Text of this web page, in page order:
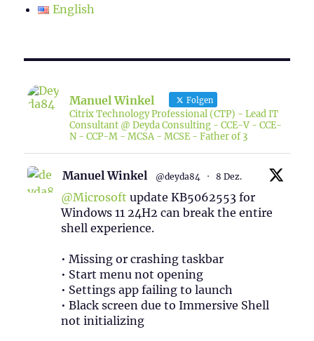
English
Manuel Winkel Folgen
Citrix Technology Professional (CTP) - Lead IT
Consultant @ Deyda Consulting - CCE-V - CCE-
N - CCP-M - MCSA - MCSE - Father of 3
Manuel Winkel @deyda84 · 8 Dez.
@Microsoft update KB5062553 for
Windows 11 24H2 can break the entire
shell experience.
• Missing or crashing taskbar
• Start menu not opening
• Settings app failing to launch
• Black screen due to Immersive Shell
not initializing